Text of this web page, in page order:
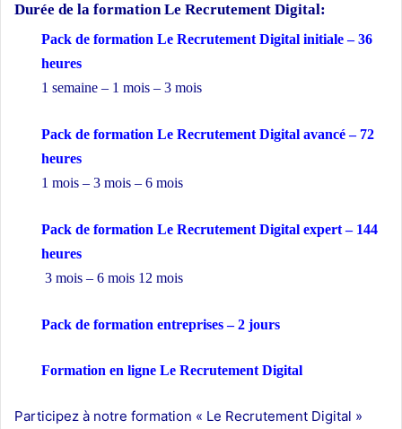
Durée de la formationLe Recrutement Digital:
Pack de formation Le Recrutement Digital initiale – 36
heures
1 semaine – 1 mois – 3 mois
Pack de formation Le Recrutement Digital avancé – 72
heures
1 mois – 3 mois – 6 mois
Pack de formation Le Recrutement Digital expert – 144
heures
3 mois – 6 mois 12 mois
Pack de formation entreprises– 2 jours
Formation en ligne Le Recrutement Digital
Participez à notre formation « Le Recrutement Digital »